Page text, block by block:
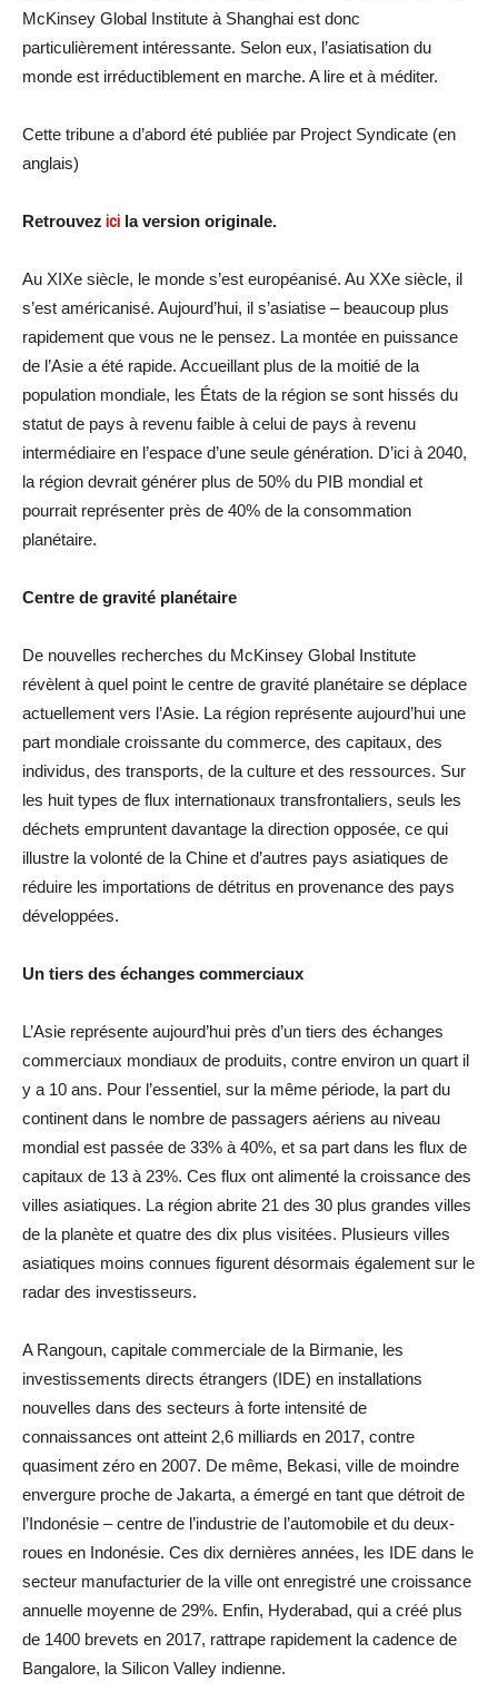
McKinsey Global Institute à Shanghai est donc
particulièrement intéressante. Selon eux, l’asiatisation du
monde est irréductiblement en marche. A lire et à méditer.
Cette tribune a d’abord été publiée par Project Syndicate (en
anglais)
Retrouvez ici la version originale.
Au XIXe siècle, le monde s’est européanisé. Au XXe siècle, il
s’est américanisé. Aujourd’hui, il s’asiatise – beaucoup plus
rapidement que vous ne le pensez. La montée en puissance
de l’Asie a été rapide. Accueillant plus de la moitié de la
population mondiale, les États de la région se sont hissés du
statut de pays à revenu faible à celui de pays à revenu
intermédiaire en l’espace d’une seule génération. D’ici à 2040,
la région devrait générer plus de 50% du PIB mondial et
pourrait représenter près de 40% de la consommation
planétaire.
Centre de gravité planétaire
De nouvelles recherches du McKinsey Global Institute
révèlent à quel point le centre de gravité planétaire se déplace
actuellement vers l’Asie. La région représente aujourd’hui une
part mondiale croissante du commerce, des capitaux, des
individus, des transports, de la culture et des ressources. Sur
les huit types de flux internationaux transfrontaliers, seuls les
déchets empruntent davantage la direction opposée, ce qui
illustre la volonté de la Chine et d’autres pays asiatiques de
réduire les importations de détritus en provenance des pays
développées.
Un tiers des échanges commerciaux
L’Asie représente aujourd’hui près d’un tiers des échanges
commerciaux mondiaux de produits, contre environ un quart il
y a 10 ans. Pour l’essentiel, sur la même période, la part du
continent dans le nombre de passagers aériens au niveau
mondial est passée de 33% à 40%, et sa part dans les flux de
capitaux de 13 à 23%. Ces flux ont alimenté la croissance des
villes asiatiques. La région abrite 21 des 30 plus grandes villes
de la planète et quatre des dix plus visitées. Plusieurs villes
asiatiques moins connues figurent désormais également sur le
radar des investisseurs.
A Rangoun, capitale commerciale de la Birmanie, les
investissements directs étrangers (IDE) en installations
nouvelles dans des secteurs à forte intensité de
connaissances ont atteint 2,6 milliards en 2017, contre
quasiment zéro en 2007. De même, Bekasi, ville de moindre
envergure proche de Jakarta, a émergé en tant que détroit de
l’Indonésie – centre de l’industrie de l’automobile et du deux-
roues en Indonésie. Ces dix dernières années, les IDE dans le
secteur manufacturier de la ville ont enregistré une croissance
annuelle moyenne de 29%. Enfin, Hyderabad, qui a créé plus
de 1400 brevets en 2017, rattrape rapidement la cadence de
Bangalore, la Silicon Valley indienne.